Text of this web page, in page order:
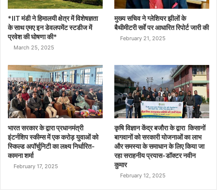
*IIT मंडी ने हिमालयी क्षेत्र में विशेषज्ञता
के साथ एमए इन डेवलपमेंट स्टडीज में
प्रवेश की घोषणा की*
March 25, 2025
मुख्य सचिव ने ग्लेशियर झीलों के
बैथीमीटरी सर्वे पर आधारित रिपोर्ट जारी की
February 21, 2025
भारत सरकार के द्वारा प्रधानमंत्री
इंटर्नशिप स्कीम्स में एक करोड़ युवाओं को
स्किल्ड अपॉर्चुनिटी का लक्ष्य निर्धारित-
कामना शर्मा
February 17, 2025
कृषि विज्ञान केंद्र बजौरा के द्वारा किसानों
बागवानों को सरकारी योजनाओं का लाभ
और समस्या के समाधान के लिए किया जा
रहा सराहनीय प्रयास-डॉक्टर नवीन
कुमार
February 12, 2025